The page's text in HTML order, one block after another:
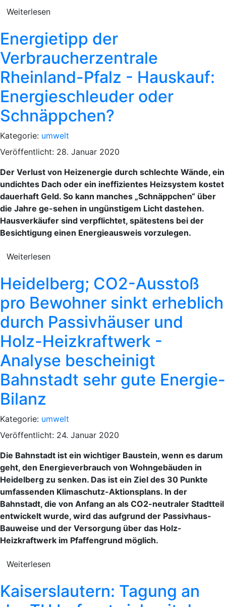
Weiterlesen
Energietipp der
Verbraucherzentrale
Rheinland-Pfalz - Hauskauf:
Energieschleuder oder
Schnäppchen?
Kategorie: umwelt
Veröffentlicht: 28. Januar 2020
Der Verlust von Heizenergie durch schlechte Wände, ein
undichtes Dach oder ein ineffizientes Heizsystem kostet
dauerhaft Geld. So kann manches „Schnäppchen“ über
die Jahre ge-sehen in ungünstigem Licht dastehen.
Hausverkäufer sind verpflichtet, spätestens bei der
Besichtigung einen Energieausweis vorzulegen.
Weiterlesen
Heidelberg; CO2-Ausstoß
pro Bewohner sinkt erheblich
durch Passivhäuser und
Holz-Heizkraftwerk -
Analyse bescheinigt
Bahnstadt sehr gute Energie-
Bilanz
Kategorie: umwelt
Veröffentlicht: 24. Januar 2020
Die Bahnstadt ist ein wichtiger Baustein, wenn es darum
geht, den Energieverbrauch von Wohngebäuden in
Heidelberg zu senken. Das ist ein Ziel des 30 Punkte
umfassenden Klimaschutz-Aktionsplans. In der
Bahnstadt, die von Anfang an als CO2-neutraler Stadtteil
entwickelt wurde, wird das aufgrund der Passivhaus-
Bauweise und der Versorgung über das Holz-
Heizkraftwerk im Pfaffengrund möglich.
Weiterlesen
Kaiserslautern: Tagung an